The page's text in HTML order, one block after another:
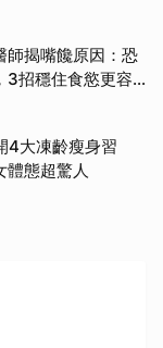
師揭嘴饞原因：恐
3招穩住食慾更容
4大凍齡瘦身習
體態超驚人